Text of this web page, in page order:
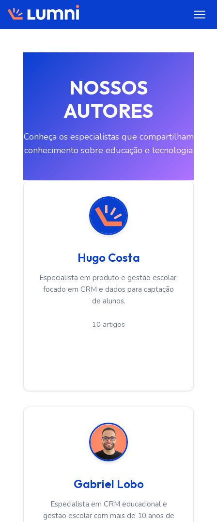
NOSSOS
AUTORES
Conheça os especialistas que compartilham
conhecimento sobre educação e tecnologia
Hugo Costa
Especialista em produto e gestão escolar,
focado em CRM e dados para captação
de alunos.
10 artigos
Gabriel Lobo
Especialista em CRM educacional e
gestão escolar com mais de 10 anos de